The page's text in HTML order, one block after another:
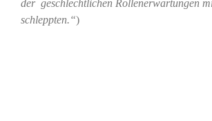
der geschlechtlichen Rollenerwartungen
schleppten.“)